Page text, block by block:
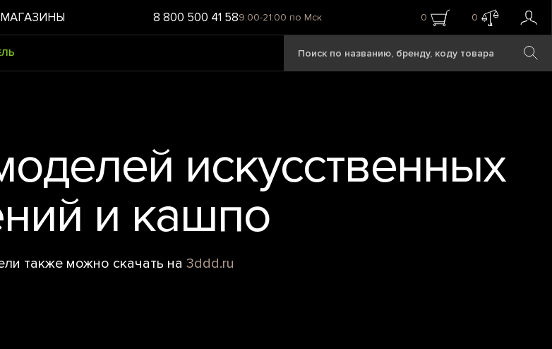
МАГАЗИНЫ 8 800 500 41 589:00-21:00 по Мск 0 0
искусственных
и кашпо
также можно скачать на 3ddd.ru